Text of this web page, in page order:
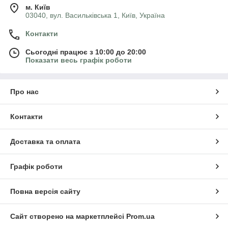
м. Київ
03040, вул. Васильківська 1, Київ, Україна
Контакти
Сьогодні працює з 10:00 до 20:00
Показати весь графік роботи
Про нас
Контакти
Доставка та оплата
Графік роботи
Повна версія сайту
Сайт створено на маркетплейсі Prom.ua